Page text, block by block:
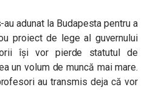
adunat la Budapesta pentru a
proiect de lege al guvernului
își vor pierde statutul de
un volum de muncă mai mare.
au transmis deja că vor